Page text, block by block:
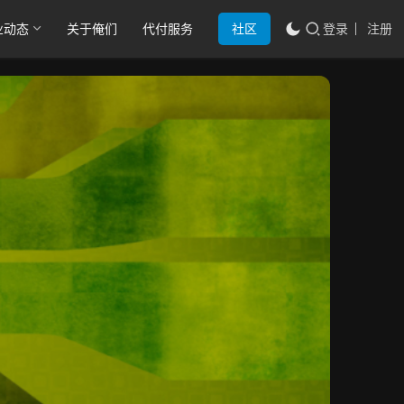
动态 关于俺们 代付服务 社区 登录 注册